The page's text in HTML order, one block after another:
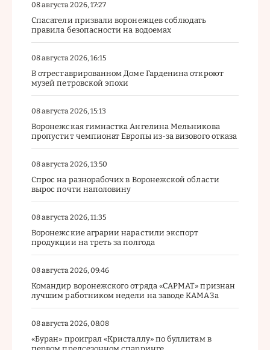
08 августа 2026, 17:27
Спасатели призвали воронежцев соблюдать
правила безопасности на водоемах
08 августа 2026, 16:15
В отреставрированном Доме Гарденина откроют
музей петровской эпохи
08 августа 2026, 15:13
Воронежская гимнастка Ангелина Мельникова
пропустит чемпионат Европы из-за визового отказа
08 августа 2026, 13:50
Спрос на разнорабочих в Воронежской области
вырос почти наполовину
08 августа 2026, 11:35
Воронежские аграрии нарастили экспорт
продукции на треть за полгода
08 августа 2026, 09:46
Командир воронежского отряда «САРМАТ» признан
лучшим работником недели на заводе КАМАЗа
08 августа 2026, 08:08
«Буран» проиграл «Кристаллу» по буллитам в